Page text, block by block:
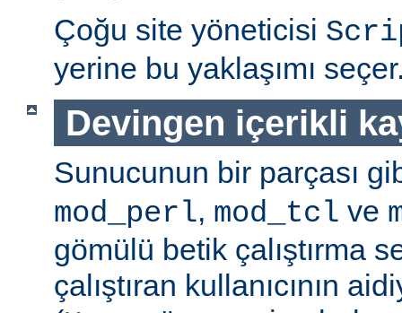
Çoğu site yöneticisi
yerine bu yaklaşımı
Devingen içerikli
Sunucunun bir parçası
mod_perl, mod_tcl ve
gömülü betik çalıştırma
çalıştıran kullanıcının